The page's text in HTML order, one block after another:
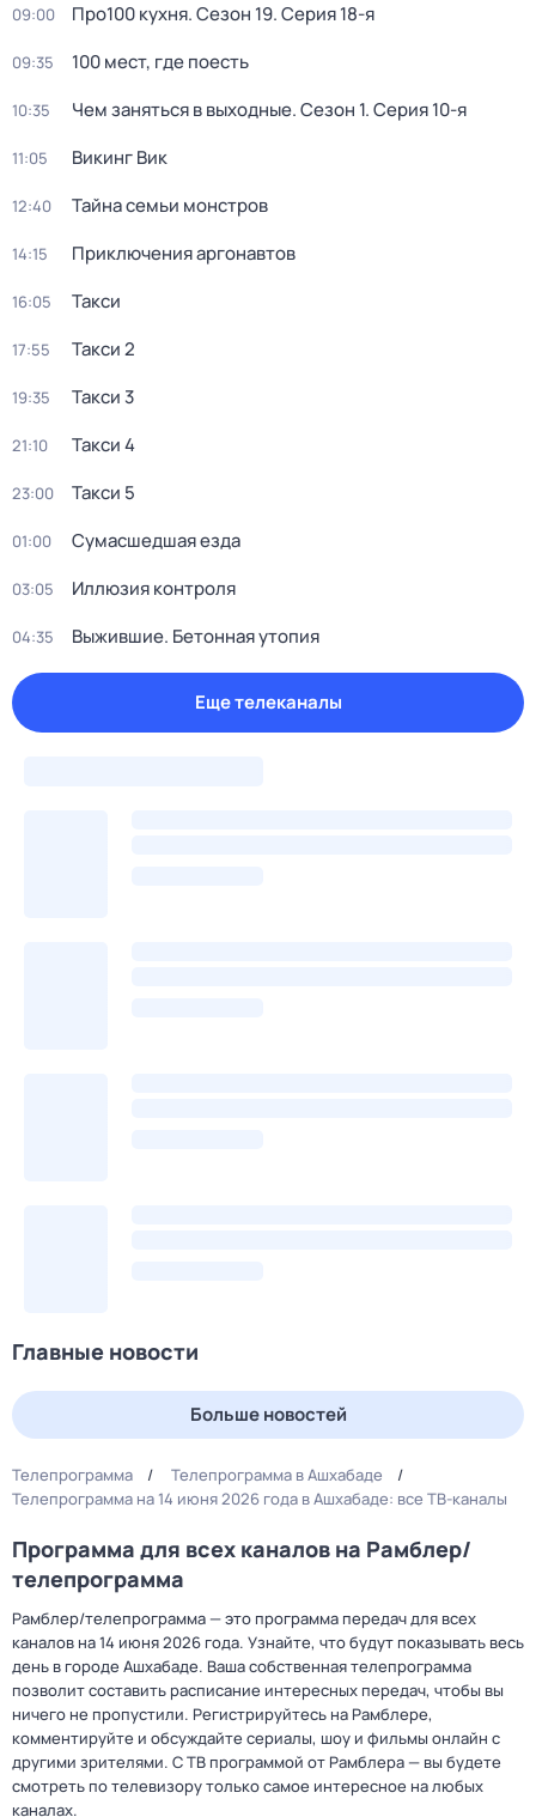
09:00 Про100 кухня. Сезон 19. Серия 18-я
09:35 100 мест, где поесть
10:35 Чем заняться в выходные. Сезон 1. Серия 10-я
11:05 Викинг Вик
12:40 Тайна семьи монстров
14:15 Приключения аргонавтов
16:05 Такси
17:55 Такси 2
19:35 Такси 3
21:10 Такси 4
23:00 Такси 5
01:00 Сумасшедшая езда
03:05 Иллюзия контроля
04:35 Выжившие. Бетонная утопия
Еще телеканалы
Главные новости
Больше новостей
Телепрограмма
Телепрограмма в Ашхабаде
Телепрограмма на 14 июня 2026 года в Ашхабаде: все ТВ-каналы
Программа для всех каналов на Рамблер/
телепрограмма
Рамблер/телепрограмма — это программа передач для всех
каналов на 14 июня 2026 года. Узнайте, что будут показывать весь
день в городе Ашхабаде. Ваша собственная телепрограмма
позволит составить расписание интересных передач, чтобы вы
ничего не пропустили. Регистрируйтесь на Рамблере,
комментируйте и обсуждайте сериалы, шоу и фильмы онлайн с
другими зрителями. С ТВ программой от Рамблера — вы будете
смотреть по телевизору только самое интересное на любых
каналах.